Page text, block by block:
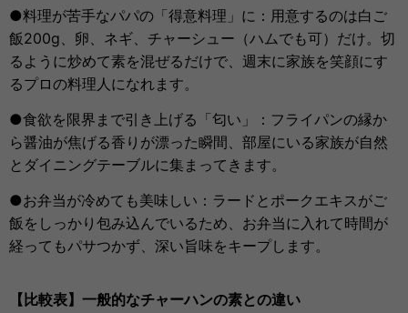
●料理が苦手なパパの「得意料理」に：用意するのは白ご
飯200g、卵、ネギ、チャーシュー（ハムでも可）だけ。切
るように炒めて素を混ぜるだけで、週末に家族を笑顔にす
るプロの料理人になれます。
●食欲を限界まで引き上げる「匂い」：フライパンの縁か
ら醤油が焦げる香りが漂った瞬間、部屋にいる家族が自然
とダイニングテーブルに集まってきます。
●お弁当が冷めても美味しい：ラードとポークエキスがご
飯をしっかり包み込んでいるため、お弁当に入れて時間が
経ってもパサつかず、深い旨味をキープします。
【比較表】一般的なチャーハンの素との違い